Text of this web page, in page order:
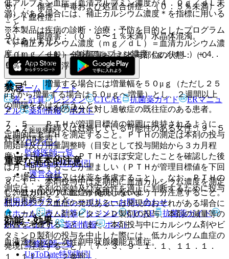
８）． 傷害、中毒および処置合併症：（０．５％未満）シ
ャント血栓症。
９）． 眼障害：（０．５〜１％未満）水晶体混濁。
１０）． 一般・全身障害および投与部位の状態：（０．
５％未満）顔面浮腫、口渇。
禁忌
２．１． 本剤の成分に対し過敏症の既往症のある患者。
２．２． 妊婦又は妊娠している可能性のある女性〔９．５
妊婦の項参照〕。
重要な基本的注意
８．１． 本剤投与中は定期的に血清カルシウム濃度を測定
し、低カルシウム血症が発現しないよう十分注意すること。
低カルシウム血症の発現あるいは発現のおそれがある場合に
は、カルシウム剤やビタミンＤ製剤の投与、本剤の減量等の
処置を考慮すること（また、本剤投与中にカルシウム剤やビ
タミンＤ製剤の投与を中止した際には、低カルシウム血症の
発現に注意すること）〔７．３、９．１．１、１１．１．
１、１１．１．２参照〕。
低アルブミン血症（血清アルブミン濃度が４．０ｇ／ｄＬ未
満）がある場合には、補正カルシウム濃度＊を指標に用いる
こと。
＊）補正カルシウム濃度（ｍｇ／ｄＬ）＝血清カルシウム濃
度（ｍｇ／ｄＬ）−血清アルブミン濃度（ｇ／ｄＬ）＋４．
０。
７．４． 増量する場合には増量幅を５０μｇ（ただし２５
μｇから増量する場合は５０μｇへ増量）とし、２週間以上
の間隔をあけて行うこと。
７．５． ＰＴＨが管理目標値の範囲に維持されるように、
定期的にＰＴＨを測定すること。ＰＴＨの測定は本剤の投与
開始時及び用量調整時（目安として投与開始から３カ月程
度）は月２回とし、ＰＴＨがほぼ安定したことを確認した後
は月１回とすることが望ましい（ＰＴＨが管理目標値を下回
った場合、減量又は休薬を考慮すること）。なお、ＰＴＨの
測定は、本剤の薬効及び安全性を適正に判断するために投与
前に実施すること。
効能・効果
血液透析下の二次性副甲状腺機能亢進症。
※本製品は疾病の診断・治療・予防を目的としたプログラム
ではありません。
ホーム
ノート
表・計算
レジメン CTCAE 抗菌薬ガイド
ERマニュ
アル
薬剤情報 ポスト
新規登録
ログイン
監修医師一覧
UpToDate特別割引
運営会社
© 2021 HOKUTO Inc. All rights reserved.
利用規約プライバシーポリシーお問い合わせ
ホーム
表・計算 レジメン CTCAE
抗菌薬ガイド
ERマニュアル
薬剤情報 ポスト
監修医師一覧
UpToDate特別割引